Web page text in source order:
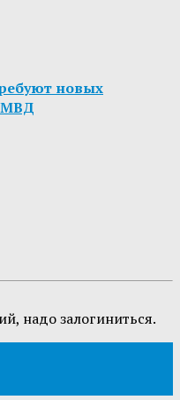
новых
МВД
надо залогиниться.